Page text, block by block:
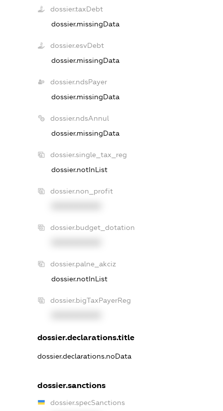
dossier.taxDebt
dossier.missingData
dossier.esvDebt
dossier.missingData
dossier.ndsPayer
dossier.missingData
dossier.ndsAnnul
dossier.missingData
dossier.single_tax_reg
dossier.notInList
dossier.non_profit
dossier.budget_dotation
dossier.palne_akciz
dossier.notInList
dossier.bigTaxPayerReg
dossier.declarations.title
dossier.declarations.noData
dossier.sanctions
dossier.specSanctions